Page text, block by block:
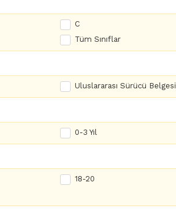
C
Tüm Sınıflar
Uluslararası Sürücü Belgesi
0-3 Yıl
18-20